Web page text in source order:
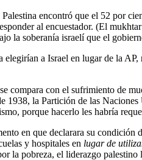
encontró que el 52 por
al encuestador. (El
la soberanía israelí que el
a Israel en lugar de la
con el sufrimiento de
la Partición de las
porque hacerlo les habría
en que declarara su
y hospitales en lugar de
la pobreza, el liderazgo